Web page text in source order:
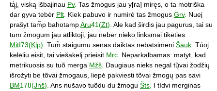
tą́j, viską išbajinau Pv. Tas žmogus jau y[ra] miręs, o ta motriška
dar gyva tebėr Plt Kiek pabuvo ir numirė tas žmogus Grv. Nuej
prašyt tam̃p bahotampAru41(Zt). Ale kad širdis jau pagurus, tai su
tum žmogum jau atliktoji, jau nebėr nieko linksmai tikėties
MitI73(Klp). Tum̃ staigumu senas daiktas nebatsimeni Šauk Túoj
kelėliu eisit, tai viešakelį prieisit Mrc Neparkalbamas: matyt, kad
metrikuosis su tuõ merga Mžš Daugiaus nieks negal tų̃vai žodžių
išrožyti be tõvai žmogaus, liepė pakviesti tõvai žmogų pas savi
BM178(Jnš). Ans nušavo tuõdu du žmogu Šts I tìdvi merginas